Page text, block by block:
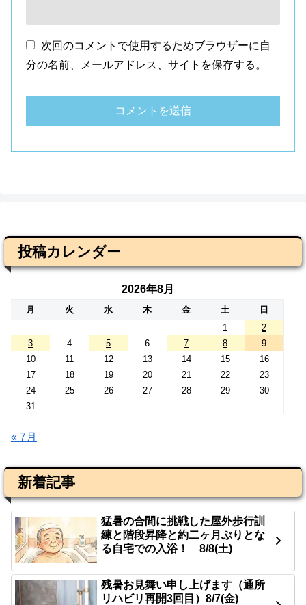
次回のコメントで使用するためブラウザーに自
分の名前、メールアドレス、サイトを保存する。
投稿カレンダー
2026年8月
月 火 水 木 金 土
日
1
2
3
4 5 6 7 8
9
10
11 12 13 14 15
16
17
18 19 20 21 22
23
24
25 26 27 28 29
30
31
« 7月
新着記事
猛暑の合間に挑戦した屋外歩行訓
練と階段昇降と約二ヶ月ぶりとな
る自宅での入浴！ 8/8(土)
残暑お見舞い申し上げます（通所
リハビリ再開3回目）8/7(金)